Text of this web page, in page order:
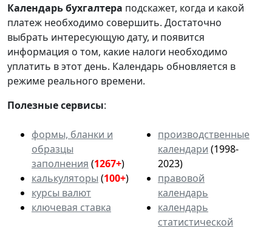
Календарьбухгалтера подскажет, когда и какой
платеж необходимо совершить. Достаточно
выбрать интересующую дату, и появится
информация о том, какие налоги необходимо
уплатить в этот день. Календарь обновляется в
режиме реального времени.
Полезные сервисы:
формы, бланки и
образцы
заполнения (1267+)
калькуляторы (100+)
курсы валют
ключевая ставка
производственные
календари (1998-
2023)
правовой
календарь
календарь
статистической